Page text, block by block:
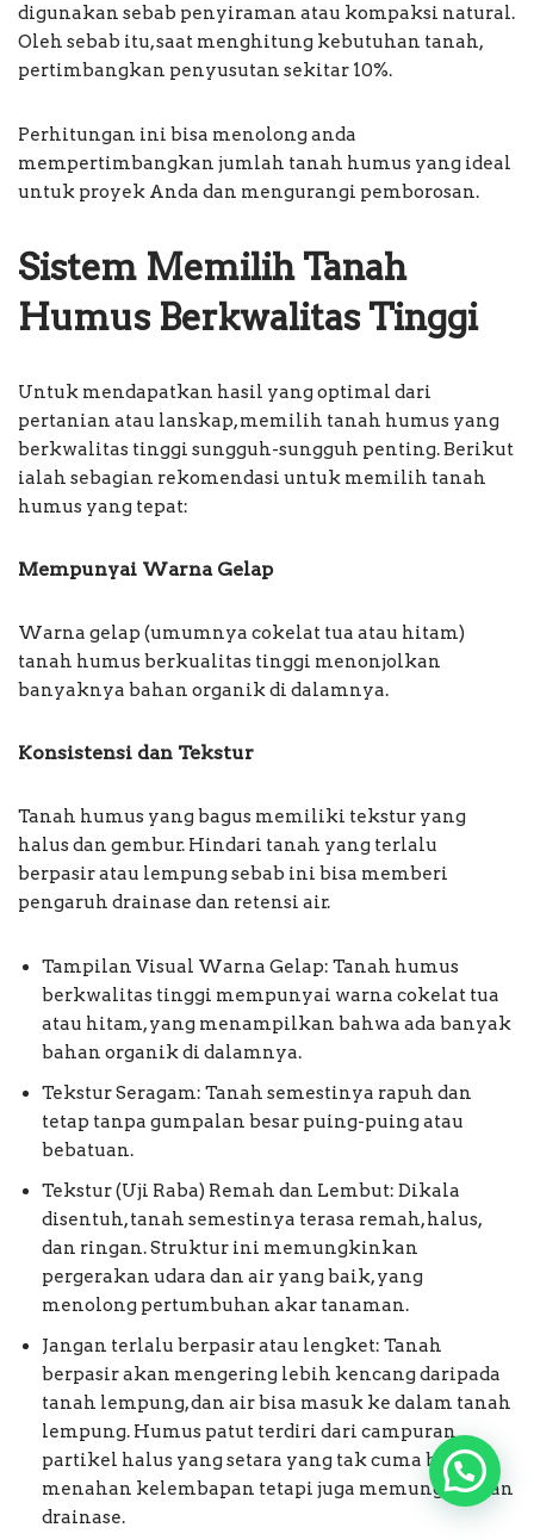
digunakan sebab penyiraman atau kompaksi natural.
Oleh sebab itu, saat menghitung kebutuhan tanah,
pertimbangkan penyusutan sekitar 10%.
Perhitungan ini bisa menolong anda
mempertimbangkan jumlah tanah humus yang ideal
untuk proyek Anda dan mengurangi pemborosan.
Sistem Memilih Tanah
Humus Berkwalitas Tinggi
Untuk mendapatkan hasil yang optimal dari
pertanian atau lanskap, memilih tanah humus yang
berkwalitas tinggi sungguh-sungguh penting. Berikut
ialah sebagian rekomendasi untuk memilih tanah
humus yang tepat:
Mempunyai Warna Gelap
Warna gelap (umumnya cokelat tua atau hitam)
tanah humus berkualitas tinggi menonjolkan
banyaknya bahan organik di dalamnya.
Konsistensi dan Tekstur
Tanah humus yang bagus memiliki tekstur yang
halus dan gembur. Hindari tanah yang terlalu
berpasir atau lempung sebab ini bisa memberi
pengaruh drainase dan retensi air.
Tampilan Visual Warna Gelap: Tanah humus
berkwalitas tinggi mempunyai warna cokelat tua
atau hitam, yang menampilkan bahwa ada banyak
bahan organik di dalamnya.
Tekstur Seragam: Tanah semestinya rapuh dan
tetap tanpa gumpalan besar puing-puing atau
bebatuan.
Tekstur (Uji Raba) Remah dan Lembut: Dikala
disentuh, tanah semestinya terasa remah, halus,
dan ringan. Struktur ini memungkinkan
pergerakan udara dan air yang baik, yang
menolong pertumbuhan akar tanaman.
Jangan terlalu berpasir atau lengket: Tanah
berpasir akan mengering lebih kencang daripada
tanah lempung, dan air bisa masuk ke dalam tanah
lempung. Humus patut terdiri dari campuran
partikel halus yang setara yang tak cuma bisa
menahan kelembapan tetapi juga memungkinkan
drainase.